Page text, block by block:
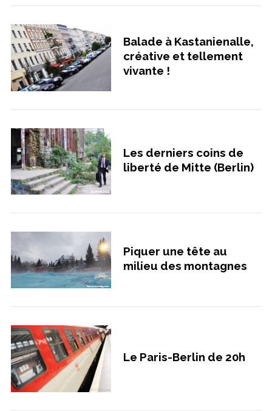
Balade à Kastanienalle,
créative et tellement
vivante !
Les derniers coins de
liberté de Mitte (Berlin)
Piquer une tête au
milieu des montagnes
Le Paris-Berlin de 20h